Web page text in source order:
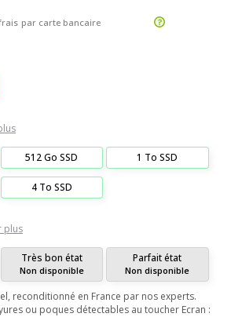
par carte bancaire
512 Go SSD 1 To SSD
4 To SSD
plus
Très bon état
Non disponible
Parfait état
Non disponible
reconditionné en France par nos experts.
ou poques détectables au toucher Ecran :